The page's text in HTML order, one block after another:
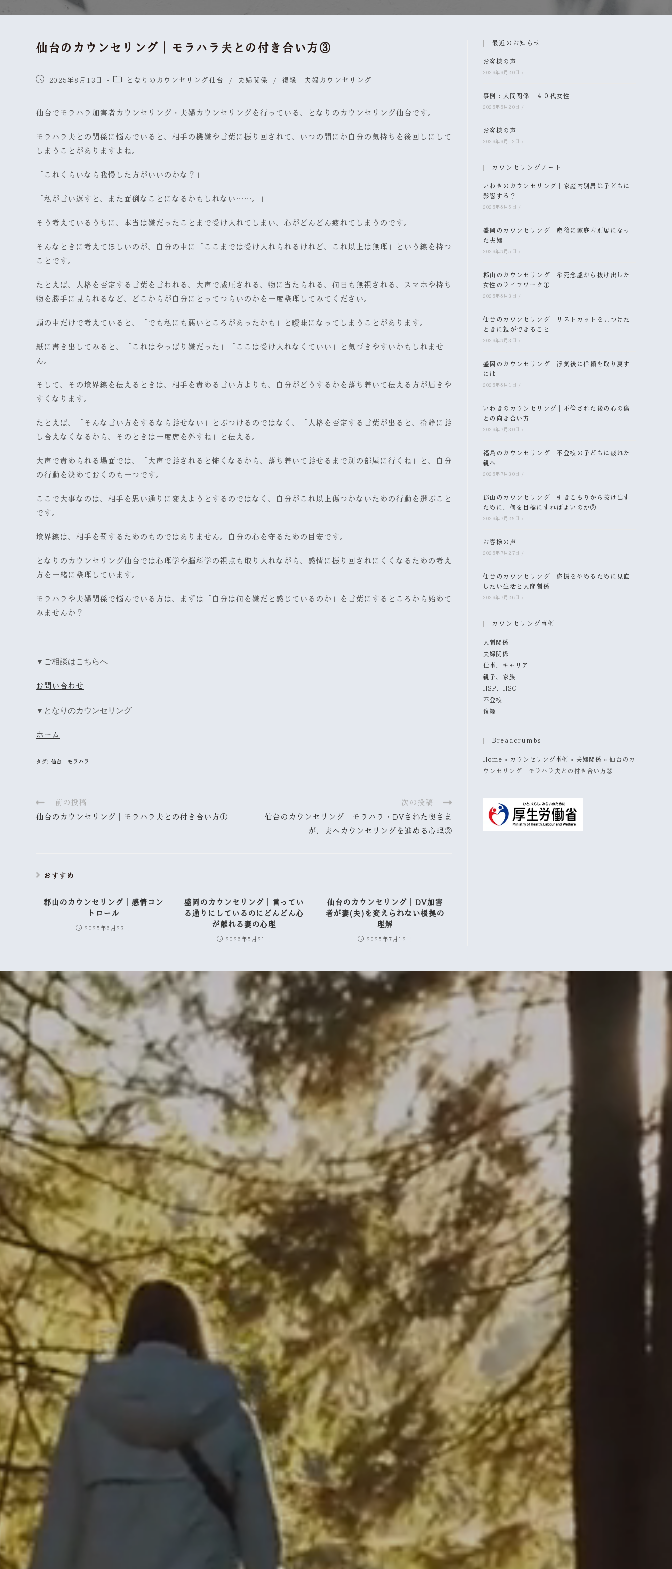
仙台のカウンセリング｜モラハラ夫との付き合い方③
2025年8月13日 となりのカウンセリング仙台 / 夫婦関係 / 復縁 夫婦カウンセリング
仙台でモラハラ加害者カウンセリング・夫婦カウンセリングを行っている、となりのカウンセリング仙台です。
モラハラ夫との関係に悩んでいると、相手の機嫌や言葉に振り回されて、いつの間にか自分の気持ちを後回しにして
しまうことがありますよね。
「これくらいなら我慢した方がいいのかな？」
「私が言い返すと、また面倒なことになるかもしれない……。」
そう考えているうちに、本当は嫌だったことまで受け入れてしまい、心がどんどん疲れてしまうのです。
そんなときに考えてほしいのが、自分の中に「ここまでは受け入れられるけれど、これ以上は無理」という線を持つ
ことです。
たとえば、人格を否定する言葉を言われる、大声で威圧される、物に当たられる、何日も無視される、スマホや持ち
物を勝手に見られるなど、どこからが自分にとってつらいのかを一度整理してみてください。
頭の中だけで考えていると、「でも私にも悪いところがあったかも」と曖昧になってしまうことがあります。
紙に書き出してみると、「これはやっぱり嫌だった」「ここは受け入れなくていい」と気づきやすいかもしれませ
ん。
そして、その境界線を伝えるときは、相手を責める言い方よりも、自分がどうするかを落ち着いて伝える方が届きや
すくなります。
たとえば、「そんな言い方をするなら話せない」とぶつけるのではなく、「人格を否定する言葉が出ると、冷静に話
し合えなくなるから、そのときは一度席を外すね」と伝える。
大声で責められる場面では、「大声で話されると怖くなるから、落ち着いて話せるまで別の部屋に行くね」と、自分
の行動を決めておくのも一つです。
ここで大事なのは、相手を思い通りに変えようとするのではなく、自分がこれ以上傷つかないための行動を選ぶこと
です。
境界線は、相手を罰するためのものではありません。自分の心を守るための目安です。
となりのカウンセリング仙台では心理学や脳科学の視点も取り入れながら、感情に振り回されにくくなるための考え
方を一緒に整理しています。
モラハラや夫婦関係で悩んでいる方は、まずは「自分は何を嫌だと感じているのか」を言葉にするところから始めて
みませんか？
▼ご相談はこちらへ
お問い合わせ
▼ となりのカウンセリング
ホーム
タグ: 仙台 モラハラ
前の投稿
仙台のカウンセリング｜モラハラ夫との付き合い方①
次の投稿
仙台のカウンセリング｜モラハラ・DVされた奥さま
が、夫へカウンセリングを進める心理②
おすすめ
郡山のカウンセリング｜感情コン
トロール
2025年6月23日
盛岡のカウンセリング｜言ってい
る通りにしているのにどんどん心
が離れる妻の心理
2026年5月21日
仙台のカウンセリング｜DV加害
者が妻(夫)を変えられない根拠の
理解
2025年7月12日
最近のお知らせ
お客様の声
2026年6月20日 /
事例：人間関係 ４０代女性
2026年6月20日 /
お客様の声
2026年6月12日 /
カウンセリングノート
いわきのカウンセリング｜家庭内別居は子どもに
影響する？
2026年8月5日 /
盛岡のカウンセリング｜産後に家庭内別居になっ
た夫婦
2026年8月5日 /
郡山のカウンセリング｜希死念慮から抜け出した
女性のライフワーク①
2026年8月3日 /
仙台のカウンセリング｜リストカットを見つけた
ときに親ができること
2026年8月3日 /
盛岡のカウンセリング｜浮気後に信頼を取り戻す
には
2026年8月1日 /
いわきのカウンセリング｜不倫された後の心の傷
との向き合い方
2026年7月30日 /
福島のカウンセリング｜不登校の子どもに疲れた
親へ
2026年7月30日 /
郡山のカウンセリング｜引きこもりから抜け出す
ために、何を目標にすればよいのか②
2026年7月28日 /
お客様の声
2026年7月27日 /
仙台のカウンセリング｜盗撮をやめるために見直
したい生活と人間関係
2026年7月26日 /
カウンセリング事例
人間関係
夫婦関係
仕事、キャリア
親子、家族
HSP、HSC
不登校
復縁
Breadcrumbs
Home » カウンセリング事例 » 夫婦関係 » 仙台のカ
ウンセリング｜モラハラ夫との付き合い方③